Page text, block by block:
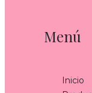
Menú
Inicio